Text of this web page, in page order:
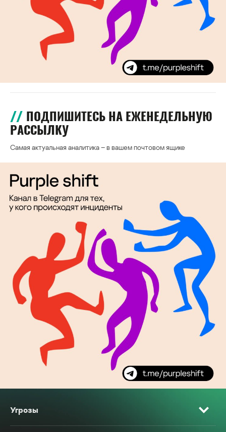
ПОДПИШИТЕСЬ НА ЕЖЕНЕДЕЛЬНУЮ
РАССЫЛКУ
Самая актуальная аналитика – в вашем почтовом ящике
Угрозы